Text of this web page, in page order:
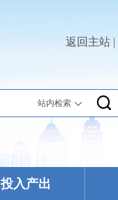
返回主站 |
站内检索
站内检索
投入产出